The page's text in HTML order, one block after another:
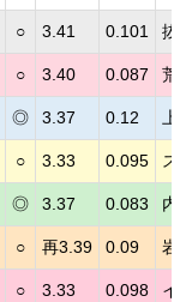
○ 3.41 0.101 抜
○ 3.40 0.087 荒
◎ 3.37 0.12 上
○ 3.33 0.095 ス
◎ 3.37 0.083 内
○ 再3.39 0.09 岩
○ 3.33 0.098 イ